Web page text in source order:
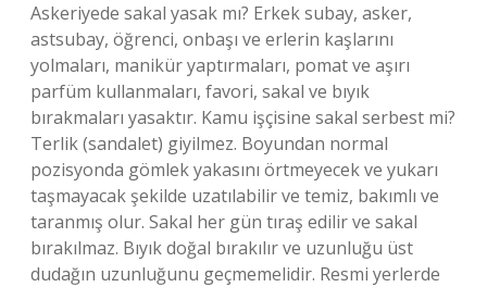
Askeriyede sakal yasak mı? Erkek subay, asker,
astsubay, öğrenci, onbaşı ve erlerin kaşlarını
yolmaları, manikür yaptırmaları, pomat ve aşırı
parfüm kullanmaları, favori, sakal ve bıyık
bırakmaları yasaktır. Kamu işçisine sakal serbest mi?
Terlik (sandalet) giyilmez. Boyundan normal
pozisyonda gömlek yakasını örtmeyecek ve yukarı
taşmayacak şekilde uzatılabilir ve temiz, bakımlı ve
taranmış olur. Sakal her gün tıraş edilir ve sakal
bırakılmaz. Bıyık doğal bırakılır ve uzunluğu üst
dudağın uzunluğunu geçmemelidir. Resmi yerlerde